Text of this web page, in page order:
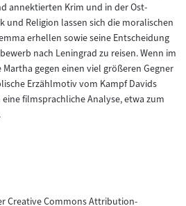
annektierten Krim und in der Ost-
und Religion lassen sich die moralischen
erhellen sowie seine Entscheidung
nach Leningrad zu reisen. Wenn im
gegen einen viel größeren Gegner
Erzählmotiv vom Kampf Davids
filmsprachliche Analyse, etwa zum
Creative Commons Attribution-